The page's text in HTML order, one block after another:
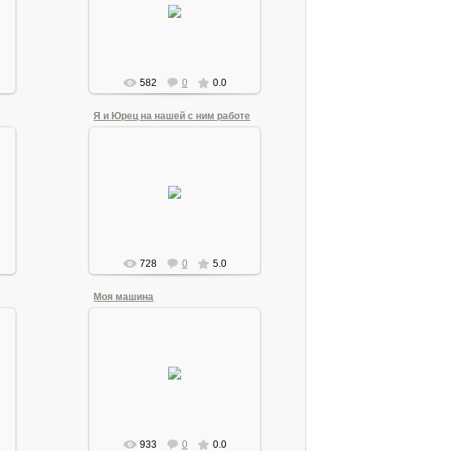
Часы на техникуме связи
582 0 0.0
Я и Юрец на нашей с ним работе
Я и Юрец на нашей с ним работе
728 0 5.0
Моя машина
Машина
933 0 0.0